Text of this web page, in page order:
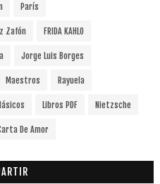
París
Zafón FRIDA KAHLO
Jorge Luis Borges
Maestros Rayuela
Libros PDF Nietzsche
De Amor